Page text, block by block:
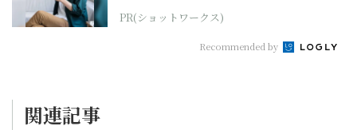
PR(ショットワークス)
Recommended by
関連記事